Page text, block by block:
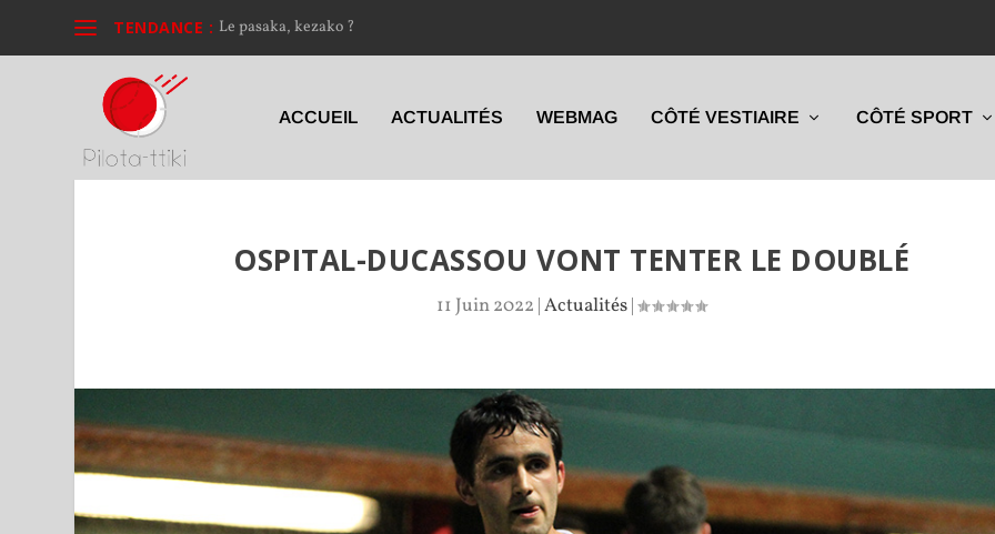
TENDANCE : Le pasaka, kezako ?
ACCUEIL ACTUALITÉS WEBMAG CÔTÉ VESTIAIRE CÔTÉ SPORT
OSPITAL-DUCASSOU VONT TENTER LE DOUBLÉ
11 Juin 2022 |Actualités|